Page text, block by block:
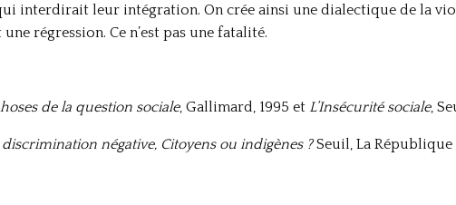
interdirait leur intégration. On crée ainsi une dialectique de la
une régression. Ce n’est pas une fatalité.
de la question sociale, Gallimard, 1995 et L’Insécurité sociale,
discrimination négative, Citoyens ou indigènes ?Seuil, La République